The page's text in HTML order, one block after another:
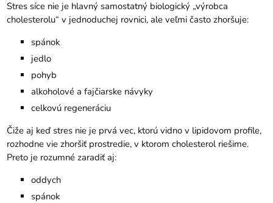
Stres síce nie je hlavný samostatný biologický „výrobca
cholesterolu“ v jednoduchej rovnici, ale veľmi často zhoršuje:
spánok
jedlo
pohyb
alkoholové a fajčiarske návyky
celkovú regeneráciu
Čiže aj keď stres nie je prvá vec, ktorú vidno v lipidovom profile,
rozhodne vie zhoršiť prostredie, v ktorom cholesterol riešime.
Preto je rozumné zaradiť aj:
oddych
spánok